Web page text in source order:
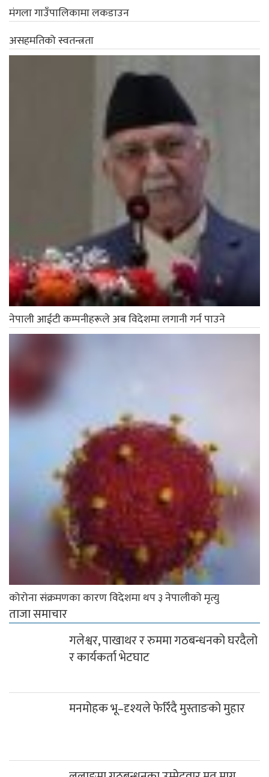
मंगला गाउँपालिकामा लकडाउन
असहमतिको स्वतन्त्रता
नेपाली आईटी कम्पनीहरूले अब विदेशमा लगानी गर्न पाउने
कोरोना संक्रमणका कारण विदेशमा थप ३ नेपालीको मृत्यु
ताजा समाचार
गलेश्वर, पाखाथर र रुममा गठबन्धनको घरदैलो
र कार्यकर्ता भेटघाट
मनमोहक भू–दृश्यले फेरिँदै मुस्ताङको मुहार